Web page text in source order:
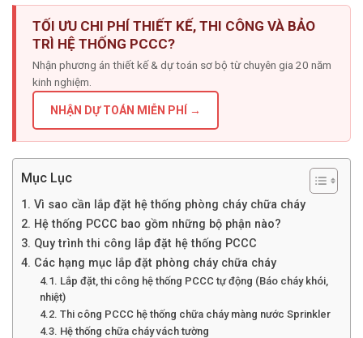
TỐI ƯU CHI PHÍ THIẾT KẾ, THI CÔNG VÀ BẢO
TRÌ HỆ THỐNG PCCC?
Nhận phương án thiết kế & dự toán sơ bộ từ chuyên gia 20 năm
kinh nghiệm.
NHẬN DỰ TOÁN MIỄN PHÍ →
Mục Lục
1. Vì sao cần lắp đặt hệ thống phòng cháy chữa cháy
2. Hệ thống PCCC bao gồm những bộ phận nào?
3. Quy trình thi công lắp đặt hệ thống PCCC
4. Các hạng mục lắp đặt phòng cháy chữa cháy
4.1. Lắp đặt, thi công hệ thống PCCC tự động (Báo cháy khói,
nhiệt)
4.2. Thi công PCCC hệ thống chữa cháy màng nước Sprinkler
4.3. Hệ thống chữa cháy vách tường